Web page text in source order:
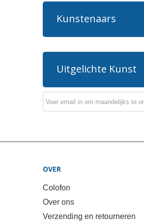
Kunstenaars
Uitgelichte Kunst
OVER
Colofon
Over ons
Verzending en retourneren